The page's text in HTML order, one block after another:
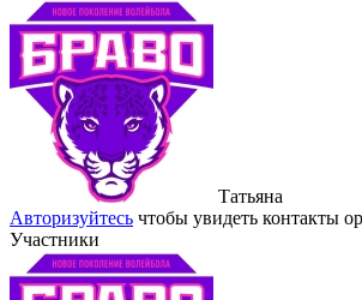
Татьяна
Авторизуйтесь чтобы увидеть контакты
Участники